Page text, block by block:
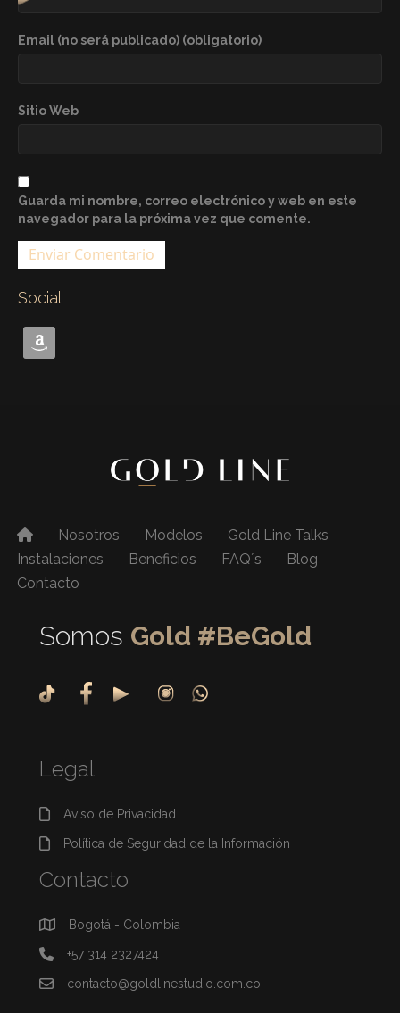
Email (no será publicado) (obligatorio)
Sitio Web
Guarda mi nombre, correo electrónico y web en este
navegador para la próxima vez que comente.
Social
Nosotros Modelos
Gold Line Talks
Instalaciones
Beneficios FAQ´s
Blog
Contacto
Somos Gold #BeGold
Legal
Aviso de Privacidad
Política de Seguridad de la Información
Contacto
Bogotá - Colombia
+57 314 2327424
contacto@goldlinestudio.com.co